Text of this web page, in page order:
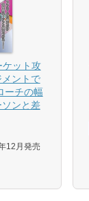
ケット攻
ントで
ーチの幅
ンと差
12月発売